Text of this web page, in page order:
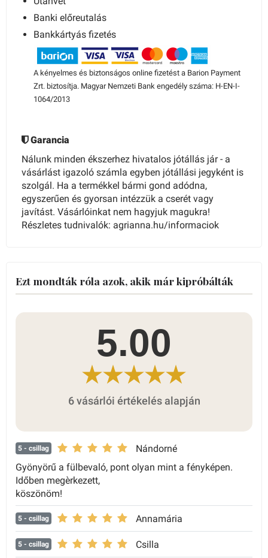
Banki előreutalás
Bankkártyás fizetés
A kényelmes és biztonságos online fizetést a Barion Payment
Zrt. biztosítja. Magyar Nemzeti Bank engedély száma: H-EN-I-
1064/2013
Garancia
Nálunk minden ékszerhez hivatalos jótállás jár - a
vásárlást igazoló számla egyben jótállási jegyként is
szolgál. Ha a termékkel bármi gond adódna,
egyszerűen és gyorsan intézzük a cserét vagy
javítást. Vásárlóinkat nem hagyjuk magukra!
Részletes tudnivalók: agrianna.hu/informaciok
Ezt mondták róla azok, akik már kipróbálták
5.00
6 vásárlói értékelés alapján
5 - csillag
Nándorné
Gyönyörű a fülbevaló, pont olyan mint a fényképen.
Időben megèrkezett,
köszönöm!
5 - csillag Annamária
5 - csillag Csilla